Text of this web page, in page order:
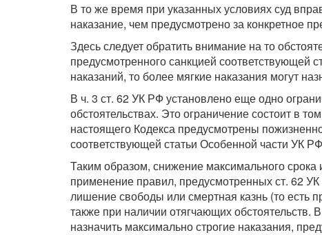
В то же время при указанных условиях суд
наказание, чем предусмотрено за конкретное
Здесь следует обратить внимание на то
предусмотренного санкцией соответствующей
наказаний, то более мягкие наказания могут
В ч. 3 ст. 62 УК РФ установлено еще одно
обстоятельствах. Это ограничение состоит в
настоящего Кодекса предусмотрены
соответствующей статьи Особенной части УК
Таким образом, снижение максимального
применение правил, предусмотренных ст. 62
лишение свободы или смертная казнь (то есть
также при наличии отягчающих обстоятельств.
назначить максимально строгие наказания,